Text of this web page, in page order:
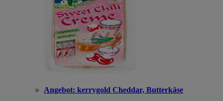
Angebot: kerrygold Cheddar, Butterkäse